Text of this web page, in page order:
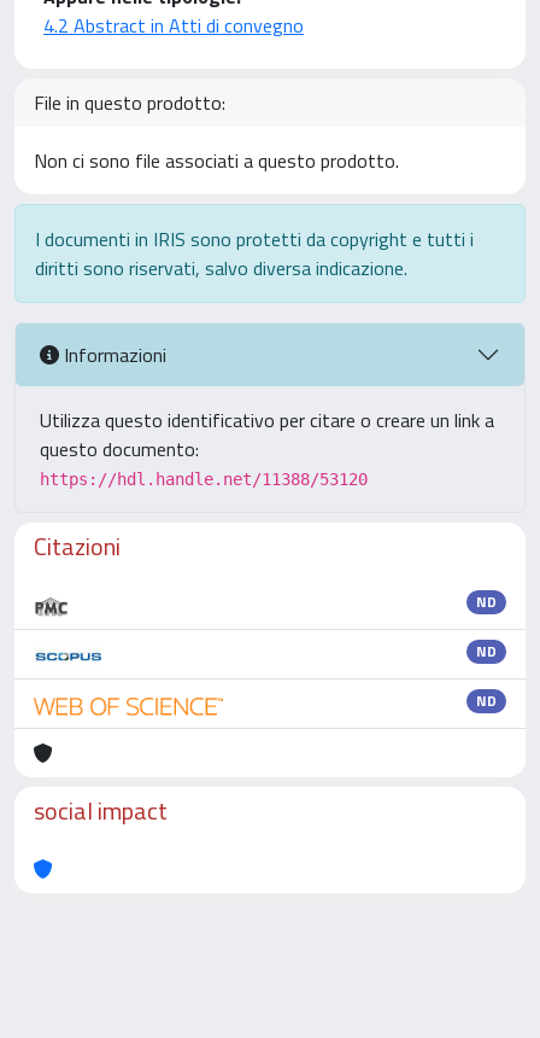
4.2 Abstract in Atti di convegno
File in questo prodotto:
Non ci sono file associati a questo prodotto.
I documenti in IRIS sono protetti da copyright e tutti i
diritti sono riservati, salvo diversa indicazione.
Informazioni
Utilizza questo identificativo per citare o creare un link a
questo documento:
https://hdl.handle.net/11388/53120
Citazioni
ND
ND
ND
social impact